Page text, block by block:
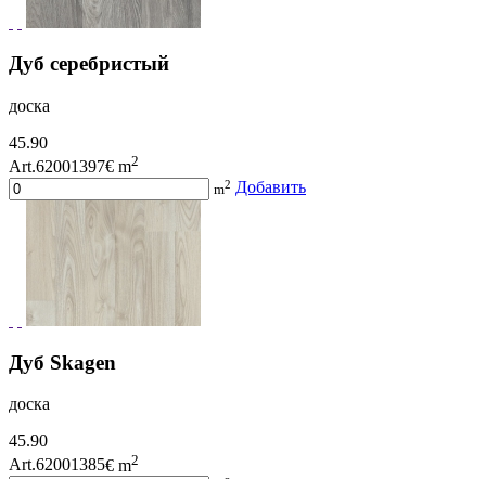
Дуб серебристый
доска
45.90
Art.62001397€ m2
m2 Добавить
Дуб Skagen
доска
45.90
Art.62001385€ m2